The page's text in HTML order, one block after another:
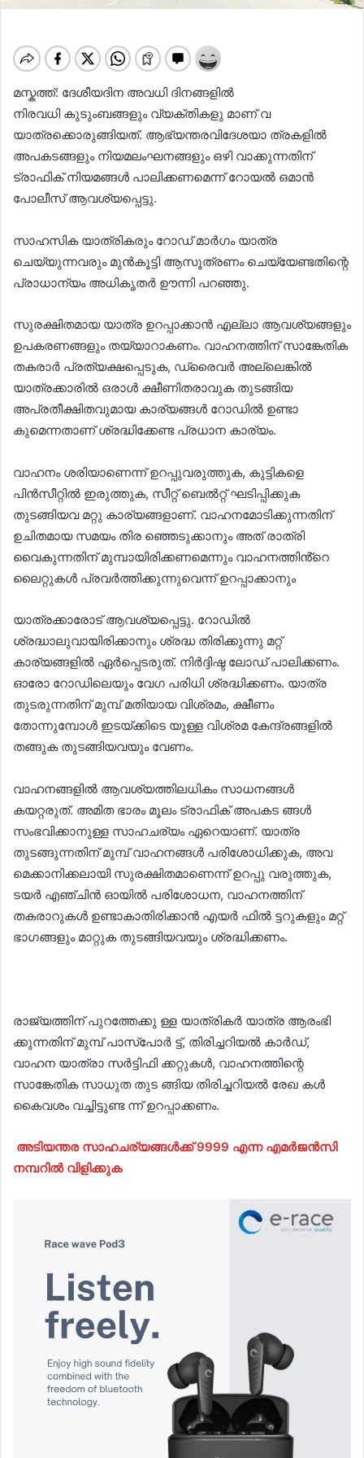
മസ്ക‌ത്ത്: ദേശീയദിന അവധി ദിനങ്ങളിൽ
നിരവധി കുടുംബങ്ങളും വ്യക്തികളു മാണ് വ
യാത്രക്കൊരുങ്ങിയത്. ആഭ്യന്തരവിദേശയാ ത്രകളിൽ
അപകടങ്ങളും നിയമലംഘനങ്ങളും ഒഴി വാക്കുന്നതിന്
ട്രാഫിക് നിയമങ്ങൾ പാലിക്കണമെന്ന് റോയൽ ഒമാൻ
പോലീസ് ആവശ്യപ്പെട്ടു.
സാഹസിക യാത്രികരും റോഡ് മാർഗം യാത്ര
ചെയ്യുന്നവരും മുൻകൂട്ടി ആസൂത്രണം ചെയ്യേണ്ടതിന്റെ
പ്രാധാന്യം അധികൃതർ ഊന്നി പറഞ്ഞു.
സുരക്ഷിതമായ യാത്ര ഉറപ്പാക്കാൻ എല്ലാ ആവശ്യങ്ങളും
ഉപകരണങ്ങളും തയ്യാറാകണം. വാഹനത്തിന് സാങ്കേതിക
തകരാർ പ്രത്യക്ഷപ്പെടുക, ഡ്രൈവർ അല്ലെങ്കിൽ
യാത്രക്കാരിൽ ഒരാൾ ക്ഷീണിതരാവുക തുടങ്ങിയ
അപ്രതീക്ഷിതവുമായ കാര്യങ്ങൾ റോഡിൽ ഉണ്ടാ
കുമെന്നതാണ് ശ്രദ്ധിക്കേണ്ട പ്രധാന കാര്യം.
വാഹനം ശരിയാണെന്ന് ഉറപ്പുവരുത്തുക, കുട്ടികളെ
പിൻസീറ്റിൽ ഇരുത്തുക, സീറ്റ് ബെൽറ്റ് ഘടിപ്പിക്കുക
തുടങ്ങിയവ മറ്റു കാര്യങ്ങളാണ്. വാഹനമോടിക്കുന്നതിന്
ഉചിതമായ സമയം തിര ഞ്ഞെടുക്കാനും അത് രാത്രി
വൈകുന്നതിന് മുമ്പായിരിക്കണമെന്നും വാഹനത്തിൻ്റെ
ലൈറ്റുകൾ പ്രവർത്തിക്കുന്നുവെന്ന് ഉറപ്പാക്കാനും
യാത്രക്കാരോട് ആവശ്യപ്പെട്ടു. റോഡിൽ
ശ്രദ്ധാലുവായിരിക്കാനും ശ്രദ്ധ തിരിക്കുന്നു മറ്റ്
കാര്യങ്ങളിൽ ഏർപ്പെടരുത്. നിർദ്ദിഷ്ട ലോഡ് പാലിക്കണം.
ഓരോ റോഡിലെയും വേഗ പരിധി ശ്രദ്ധിക്കണം. യാത്ര
തുടരുന്നതിന് മുമ്പ് മതിയായ വിശ്രമം, ക്ഷീണം
തോന്നുമ്പോൾ ഇടയ്ക്കിടെ യുള്ള വിശ്രമ കേന്ദ്രങ്ങളിൽ
തങ്ങുക തുടങ്ങിയവയും വേണം.
വാഹനങ്ങളിൽ ആവശ്യത്തിലധികം സാധനങ്ങൾ
കയറ്റരുത്. അമിത ഭാരം മൂലം ട്രാഫിക് അപകട ങ്ങൾ
സംഭവിക്കാനുള്ള സാഹചര്യം ഏറെയാണ്. യാത്ര
തുടങ്ങുന്നതിന് മുമ്പ് വാഹനങ്ങൾ പരിശോധിക്കുക, അവ
മെക്കാനിക്കലായി സുരക്ഷിതമാണെന്ന് ഉറപ്പു വരുത്തുക,
ടയർ എഞ്ചിൻ ഓയിൽ പരിശോധന, വാഹനത്തിന്
തകരാറുകൾ ഉണ്ടാകാതിരിക്കാൻ എയർ ഫിൽ ട്ടറുകളും മറ്റ്
ഭാഗങ്ങളും മാറ്റുക തുടങ്ങിയവയും ശ്രദ്ധിക്കണം.
രാജ്യത്തിന് പുറത്തേക്കു ള്ള യാത്രികർ യാത്ര ആരംഭി
ക്കുന്നതിന് മുമ്പ് പാസ്പോർ ട്ട്, തിരിച്ചറിയൽ കാർഡ്,
വാഹന യാത്രാ സർട്ടിഫി ക്കറ്റുകൾ, വാഹനത്തിന്റെ
സാങ്കേതിക സാധുത തുട ങ്ങിയ തിരിച്ചറിയൽ രേഖ കൾ
കൈവശം വച്ചിട്ടുണ്ട ന്ന് ഉറപ്പാക്കണം.
അടിയന്തര സാഹചര്യങ്ങൾക്ക് 9999 എന്ന എമർജൻസി
നമ്പറിൽ വിളിക്കുക